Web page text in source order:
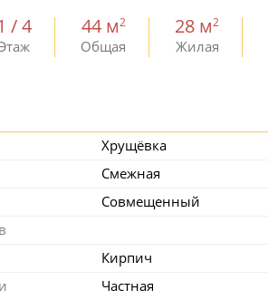
/ 4 44 м2
Общая
28 м2
Жилая
Хрущёвка
Смежная
Совмещенный
Кирпич
Частная